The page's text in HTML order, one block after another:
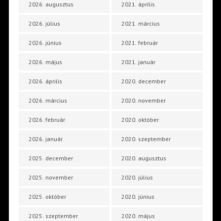
2026. augusztus
2026. július
2026. június
2026. május
2026. április
2026. március
2026. február
2026. január
2025. december
2025. november
2025. október
2025. szeptember
2021. április
2021. március
2021. február
2021. január
2020. december
2020. november
2020. október
2020. szeptember
2020. augusztus
2020. július
2020. június
2020. május